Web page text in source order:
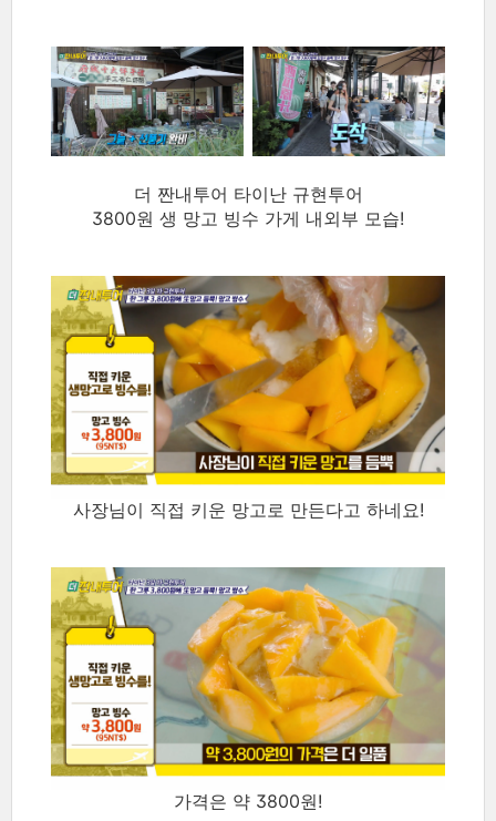
더 짠내투어 타이난 규현투어
3800원 생 망고 빙수 가게 내외부 모습!
사장님이 직접 키운 망고로 만든다고 하네요!
가격은 약 3800원!